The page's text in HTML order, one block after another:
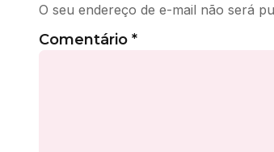
O seu endereço de e-mail não será
Comentário *